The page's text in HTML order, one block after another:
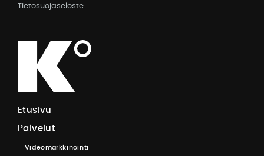
Tietosuojaseloste
Etus ivu
Pa lve ut
Vi deomar kkinoi nti